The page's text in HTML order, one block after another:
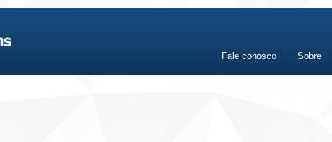
Fale conosco Sobre